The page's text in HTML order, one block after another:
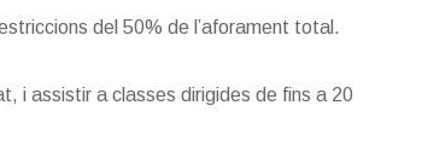
del 50% de l’aforament total.
i assistir a classes dirigides de fins a 20